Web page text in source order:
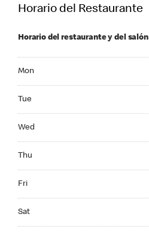
Horario del Restaurante
Horario del restaurante y del salón
Mon
Tue
Wed
Thu
Fri
Sat